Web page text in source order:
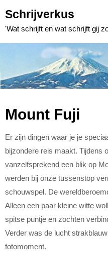
to
content
Schrijverkus
'Wat schrijft en wat schrijft gij
Mount Fuji
Er zijn dingen waar je je
bijzondere reis maakt. Tijdens
vanzelfsprekend een blik op
werden bij onze tussenstop
schouwspel. De
Alleen een paar kleine witte
spitse puntje en zochten
Verder was de lucht
fotomoment.